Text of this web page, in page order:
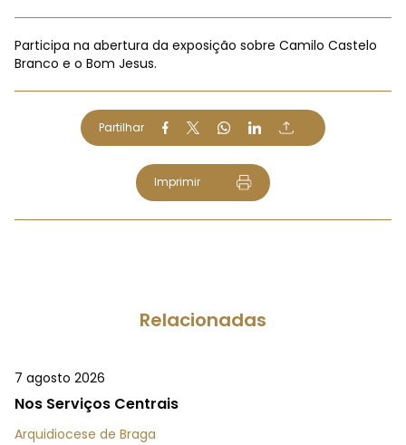
Participa na abertura da exposição sobre Camilo Castelo
Branco e o Bom Jesus.
Partilhar
Imprimir
Relacionadas
7 agosto 2026
Nos Serviços Centrais
Arquidiocese de Braga